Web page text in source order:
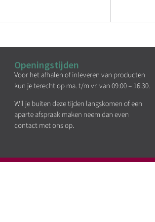
Openingstijden
Voor het afhalen of inleveren van producten
kun je terecht op ma. t/m vr. van 09:00 – 16:30.
Wil je buiten deze tijden langskomen of een
aparte afspraak maken neem dan even
contact met ons op.